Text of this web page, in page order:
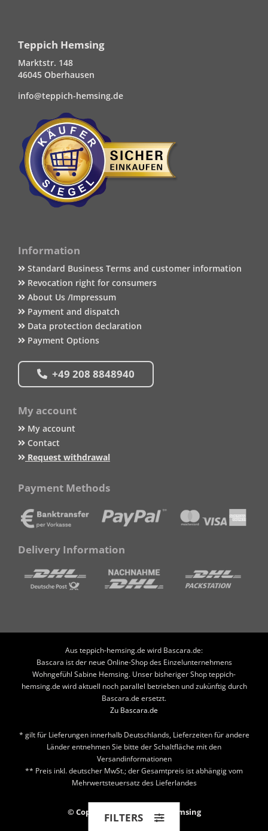
Teppich Hemsing
Marktstr. 148
46045 Oberhausen
info@teppich-hemsing.de
Information
Standard Business Terms and customer information
Revocation right for consumers
About Us /Impressum
Payment and dispatch
Data protection declaration
Payment Options
+49 208 8848940
My account
My account
Contact
Request withdrawal
Payment Methods
Delivery Information
Aus teppich-hemsing.de wird Bascara.de:
Bascara ist der neue Online-Shop des Einzelunternehmens
Wohngefühl Sabine Hemsing. Unser bisheriger Shop teppich-
hemsing.de wird aktuell noch parallel betrieben und zukünftig durch
Bascara.de ersetzt.
Zu Bascara.de
* gilt für Lieferungen innerhalb Deutschlands, Lieferzeiten für andere
Länder entnehmen Sie bitte der Schaltfläche mit den
Versandinformationen
** Preis inkl. deutscher MwSt.; der Gesamtpreis ist abhängig vom
Mehrwertsteuersatz des Lieferlandes
© Copyright 2026 Teppich Hemsing
FILTERS